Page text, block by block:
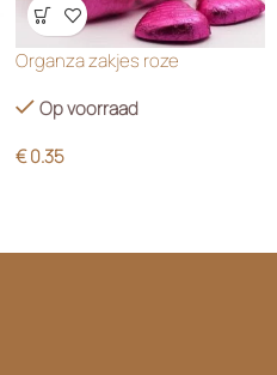
Wensenlijst
Organza zakjes roze
Op voorraad
€0.35